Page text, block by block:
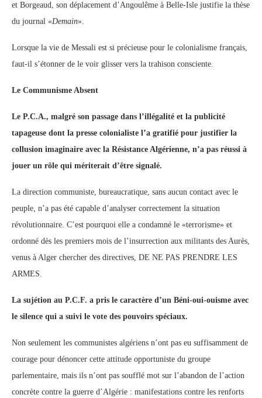
et Borgeaud, son déplacement d’Angoulême à Belle-Isle justifie la thèse
du journal «Demain».
Lorsque la vie de Messali est si précieuse pour le colonialisme français,
faut-il s’étonner de le voir glisser vers la trahison consciente.
Le Communisme Absent
Le P.C.A., malgré son passage dans l’illégalité et la publicité
tapageuse dont la presse colonialiste l’a gratifié pour justifier la
collusion imaginaire avec la Résistance Algérienne, n’a pas réussi à
jouer un rôle qui mériterait d’être signalé.
La direction communiste, bureaucratique, sans aucun contact avec le
peuple, n’a pas été capable d’analyser correctement la situation
révolutionnaire. C’est pourquoi elle a condamné le «terrorisme» et
ordonné dès les premiers mois de l’insurrection aux militants des Aurès,
venus à Alger chercher des directives, DE NE PAS PRENDRE LES
ARMES.
La sujétion au P.C.F. a pris le caractère d’un Béni-oui-ouisme avec
le silence qui a suivi le vote des pouvoirs spéciaux.
Non seulement les communistes algériens n’ont pas eu suffisamment de
courage pour dénoncer cette attitude opportuniste du groupe
parlementaire, mais ils n’ont pas soufflé mot sur l’abandon de l’action
concrète contre la guerre d’Algérie : manifestations contre les renforts